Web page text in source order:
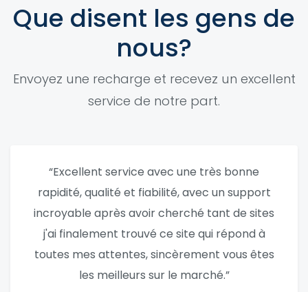
Que disent les gens de
nous?
Envoyez une recharge et recevez un excellent
service de notre part.
“Excellent service avec une très bonne
rapidité, qualité et fiabilité, avec un support
incroyable après avoir cherché tant de sites
j'ai finalement trouvé ce site qui répond à
toutes mes attentes, sincèrement vous êtes
les meilleurs sur le marché.”